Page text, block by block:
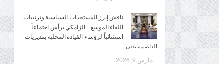
ناقش إبرز المستجدات السياسية وترتيبات
اللقاء الموسع .. الزامكي يرأس اجتماعاً
استثنائياً لرؤساء القيادة المحلية بمديريات
العاصمة عدن
مارس 9, 2026